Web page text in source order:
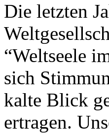
Die letzten
“Weltseele
sich
kalte Blick
ertragen.